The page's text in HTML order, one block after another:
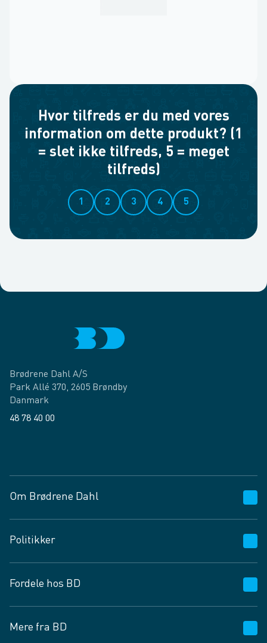
Hvor tilfreds er du med vores
information om dette produkt? (1
= slet ikke tilfreds, 5 = meget
tilfreds)
1 2 3 4 5
Brødrene Dahl A/S
Park Allé 370, 2605 Brøndby
Danmark
48 78 40 00
Om Brødrene Dahl
Vagttelefon 30 10 89 89
Spørgsmål og svar
Job og karriere
Fødevarekontrolrapport
Politikker
Privatlivspolitik
Cookies
Vilkår og betingelser
Fordele hos BD
BD app
Mere fra BD